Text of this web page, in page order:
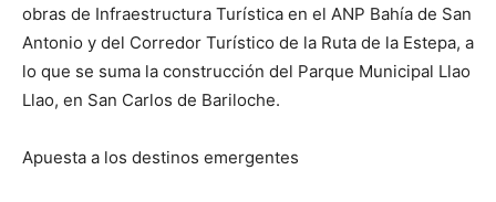
obras de Infraestructura Turística en el ANP Bahía de San
Antonio y del Corredor Turístico de la Ruta de la Estepa, a
lo que se suma la construcción del Parque Municipal Llao
Llao, en San Carlos de Bariloche.
Apuesta a los destinos emergentes